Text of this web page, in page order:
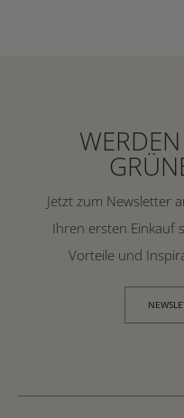
Jetzt zum Newsletter
Ihren ersten Einkauf
Vorteile und